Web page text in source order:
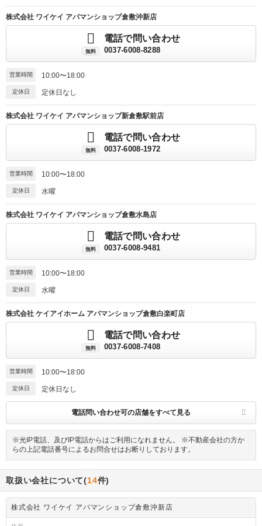
株式会社 ワイケイ アパマンショップ倉敷沖新店
無料
電話で問い合わせ
0037-6008-8288
営業時間 10:00〜18:00
定休日 定休日なし
株式会社 ワイケイ アパマンショップ新倉敷駅前店
無料
電話で問い合わせ
0037-6008-1972
営業時間 10:00〜18:00
定休日 水曜
株式会社 ワイケイ アパマンショップ倉敷水島店
無料
電話で問い合わせ
0037-6008-9481
営業時間 10:00〜18:00
定休日 水曜
株式会社 ケイアイホーム アパマンショップ倉敷白楽町店
無料
電話で問い合わせ
0037-6008-7408
営業時間 10:00〜18:00
定休日 定休日なし
電話問い合わせ可の店舗をすべて見る
※光IP電話、及びIP電話からはご利用になれません。 ※不動産会社の方か
らの上記電話番号によるお問合せはお断りしております。
取扱い会社について(14件)
株式会社 ワイケイ アパマンショップ倉敷沖新店